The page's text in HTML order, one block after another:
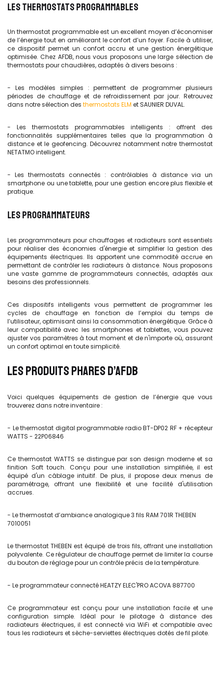
LES THERMOSTATS PROGRAMMABLES
Un thermostat programmable est un excellent moyen d’économiser
de l’énergie tout en améliorant le confort d’un foyer. Facile à utiliser,
ce dispositif permet un confort accru et une gestion énergétique
optimisée. Chez AFDB, nous vous proposons une large sélection de
thermostats pour chaudières, adaptés à divers besoins :
- Les modèles simples : permettent de programmer plusieurs
périodes de chauffage et de refroidissement par jour. Retrouvez
dans notre sélection des thermostats ELM et SAUNIER DUVAL.
- Les thermostats programmables intelligents : offrent des
fonctionnalités supplémentaires telles que la programmation à
distance et le geofencing. Découvrez notamment notre thermostat
NETATMO intelligent.
- Les thermostats connectés : contrôlables à distance via un
smartphone ou une tablette, pour une gestion encore plus flexible et
pratique.
LES PROGRAMMATEURS
Les programmateurs pour chauffages et radiateurs sont essentiels
pour réaliser des économies d'énergie et simplifier la gestion des
équipements électriques. Ils apportent une commodité accrue en
permettant de contrôler les radiateurs à distance. Nous proposons
une vaste gamme de programmateurs connectés, adaptés aux
besoins des professionnels.
Ces dispositifs intelligents vous permettent de programmer les
cycles de chauffage en fonction de l’emploi du temps de
l’utilisateur, optimisant ainsi la consommation énergétique. Grâce à
leur compatibilité avec les smartphones et tablettes, vous pouvez
ajuster vos paramètres à tout moment et de n'importe où, assurant
un confort optimal en toute simplicité.
LES PRODUITS PHARES D’AFDB
Voici quelques équipements de gestion de l’énergie que vous
trouverez dans notre inventaire :
- Le thermostat digital programmable radio BT-DP02 RF + récepteur
WATTS - 22P06846
Ce thermostat WATTS se distingue par son design moderne et sa
finition Soft touch. Conçu pour une installation simplifiée, il est
équipé d'un câblage intuitif. De plus, il propose deux menus de
paramétrage, offrant une flexibilité et une facilité d'utilisation
accrues.
- Le thermostat d’ambiance analogique 3 fils RAM 701R THEBEN
7010051
Le thermostat THEBEN est équipé de trois fils, offrant une installation
polyvalente. Ce régulateur de chauffage permet de limiter la course
du bouton de réglage pour un contrôle précis de la température.
- Le programmateur connecté HEATZY ELEC'PRO ACOVA 887700
Ce programmateur est conçu pour une installation facile et une
configuration simple. Idéal pour le pilotage à distance des
radiateurs électriques, il est connecté via WiFi et compatible avec
tous les radiateurs et sèche-serviettes électriques dotés de fil pilote.